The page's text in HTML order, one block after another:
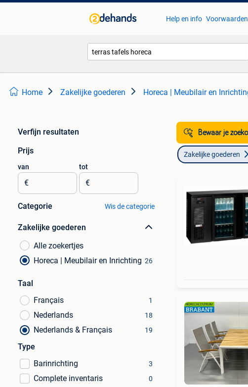
Help en info Voorwaarden
Home Zakelijke goederen Horeca | Meubilair en
Verfijn resultaten
Prijs
van
€
tot
€
Categorie Wis de categorie
Zakelijke goederen
Alle zoekertjes
Horeca | Meubilair en Inrichting 26
Taal
Français
1
Nederlands 18
Nederlands & Français 19
Type
Barinrichting
3
Complete inventaris 0
Bewaar je
Zakelijke goederen